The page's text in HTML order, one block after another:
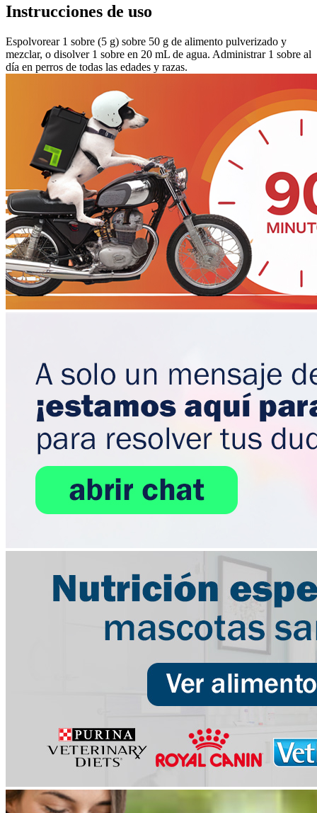
Instrucciones de uso
Espolvorear 1 sobre (5 g) sobre 50 g de alimento pulverizado y
mezclar, o disolver 1 sobre en 20 mL de agua. Administrar 1 sobre al
día en perros de todas las edades y razas.